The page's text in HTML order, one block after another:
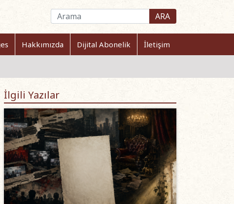
ARA
Hakkımızda Dijital Abonelik İletişim
İlgili Yazılar